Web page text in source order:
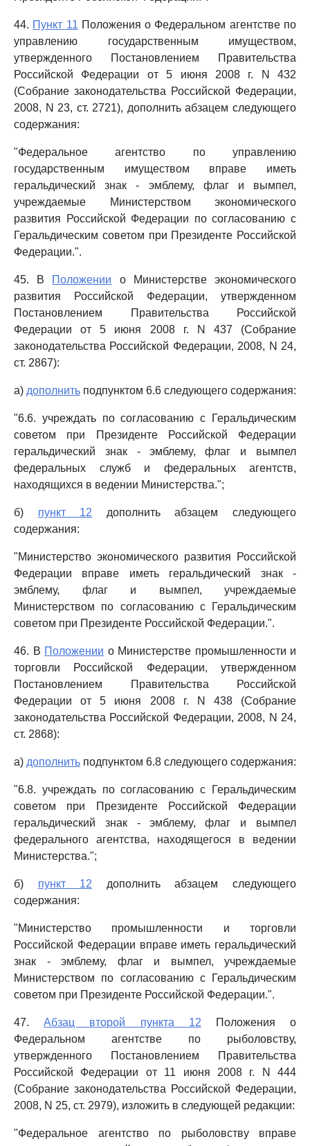
44. Пункт 11 Положения о Федеральном агентстве по
управлению государственным имуществом,
утвержденного Постановлением Правительства
Российской Федерации от 5 июня 2008 г. N 432
(Собрание законодательства Российской Федерации,
2008, N 23, ст. 2721), дополнить абзацем следующего
содержания:
"Федеральное агентство по управлению
государственным имуществом вправе иметь
геральдический знак - эмблему, флаг и вымпел,
учреждаемые Министерством экономического
развития Российской Федерации по согласованию с
Геральдическим советом при Президенте Российской
Федерации.".
45. В Положении о Министерстве экономического
развития Российской Федерации, утвержденном
Постановлением Правительства Российской
Федерации от 5 июня 2008 г. N 437 (Собрание
законодательства Российской Федерации, 2008, N 24,
ст. 2867):
а) дополнить подпунктом 6.6 следующего содержания:
"6.6. учреждать по согласованию с Геральдическим
советом при Президенте Российской Федерации
геральдический знак - эмблему, флаг и вымпел
федеральных служб и федеральных агентств,
находящихся в ведении Министерства.";
б) пункт 12 дополнить абзацем следующего
содержания:
"Министерство экономического развития Российской
Федерации вправе иметь геральдический знак -
эмблему, флаг и вымпел, учреждаемые
Министерством по согласованию с Геральдическим
советом при Президенте Российской Федерации.".
46. В Положении о Министерстве промышленности и
торговли Российской Федерации, утвержденном
Постановлением Правительства Российской
Федерации от 5 июня 2008 г. N 438 (Собрание
законодательства Российской Федерации, 2008, N 24,
ст. 2868):
а) дополнить подпунктом 6.8 следующего содержания:
"6.8. учреждать по согласованию с Геральдическим
советом при Президенте Российской Федерации
геральдический знак - эмблему, флаг и вымпел
федерального агентства, находящегося в ведении
Министерства.";
б) пункт 12 дополнить абзацем следующего
содержания:
"Министерство промышленности и торговли
Российской Федерации вправе иметь геральдический
знак - эмблему, флаг и вымпел, учреждаемые
Министерством по согласованию с Геральдическим
советом при Президенте Российской Федерации.".
47.Абзац второй пункта 12 Положения о
Федеральном агентстве по рыболовству,
утвержденного Постановлением Правительства
Российской Федерации от 11 июня 2008 г. N 444
(Собрание законодательства Российской Федерации,
2008, N 25, ст. 2979), изложить в следующей редакции:
"Федеральное агентство по рыболовству вправе